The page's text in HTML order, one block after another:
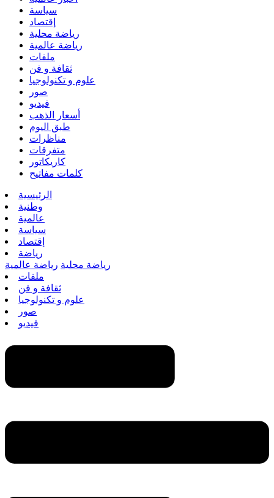
سياسة
إقتصاد
رياضة محلية
رياضة عالمية
ملفات
ثقافة و فن
علوم و تكنولوجيا
صور
فيديو
أسعار الذهب
طبق اليوم
مناظرات
متفرقات
كاريكاتور
كلمات مفاتيح
الرئيسية
وطنية
عالمية
سياسة
إقتصاد
رياضة
رياضة محلية رياضة عالمية
ملفات
ثقافة و فن
علوم و تكنولوجيا
صور
فيديو